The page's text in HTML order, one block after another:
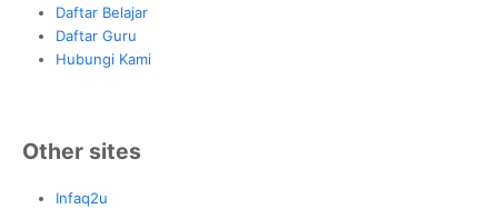
Daftar Belajar
Daftar Guru
Hubungi Kami
Other sites
Infaq2u